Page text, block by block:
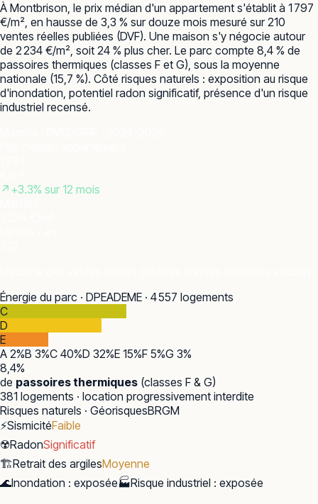
À Montbrison, le prix médian d'un appartement s'établit à 1 797
€/m², en hausse de 3,3 % sur douze mois mesuré sur 210
ventes réelles publiées (DVF). Une maison s'y négocie autour
de 2 234 €/m², soit 24 % plus cher. Le parc compte 8,4 % de
passoires thermiques (classes F et G), sous la moyenne
nationale (15,7 %). Côté risques naturels : exposition au risque
d'inondation, potentiel radon significatif, présence d'un risque
industriel recensé.
↗ +3.3% sur 12 mois
Énergie du parc · DPEADEME · 4 557 logements
C
D
E
A 2%B 3%C 40%D 32%E 15%F 5%G 3%
8,4%
de passoires thermiques (classes F & G)
381 logements · location progressivement interdite
Risques naturels · GéorisquesBRGM
⚡SismicitéFaible
☢️RadonSignificatif
🏗️Retrait des argilesMoyenne
🌊Inondation : exposée🏭Risque industriel : exposée